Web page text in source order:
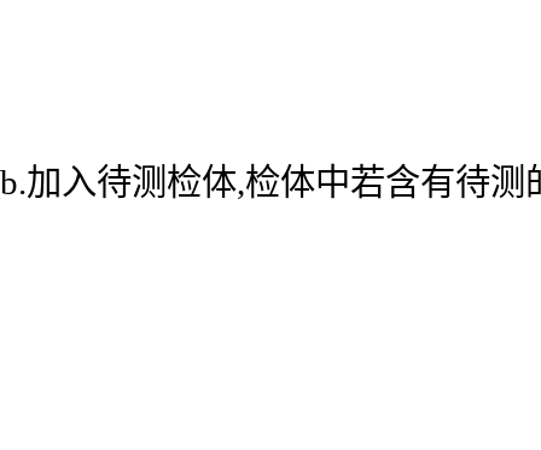
b.加入待测检体,检体中若含有待